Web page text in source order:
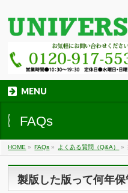
MENU
FAQs
HOME » FAQs » よくある質問（Q&A） »
製版した版って何年